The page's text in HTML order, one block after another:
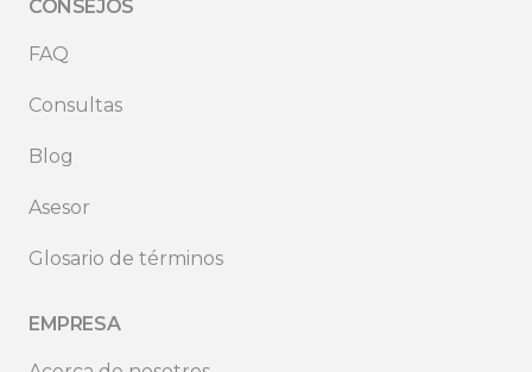
CONSEJOS
FAQ
Consultas
Blog
Asesor
Glosario de términos
EMPRESA